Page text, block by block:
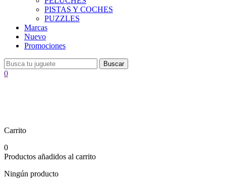
PISTAS Y COCHES
PUZZLES
Marcas
Nuevo
Promociones
Buscar
0
Carrito
0
Productos añadidos al carrito
Ningún producto